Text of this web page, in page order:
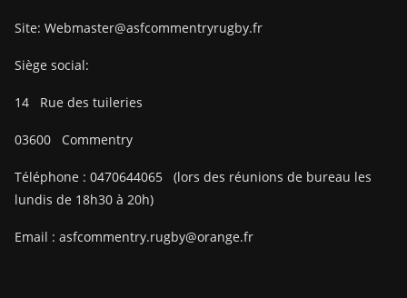
Site: Webmaster@asfcommentryrugby.fr
Siège social:
14 Rue des tuileries
03600 Commentry
Téléphone : 0470644065
(lors des réunions de bureau les
lundis de 18h30 à 20h)
Email : asfcommentry.rugby@orange.fr